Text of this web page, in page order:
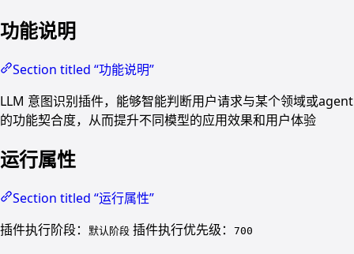
功能说明
Section titled “功能说明”
LLM 意图识别插件，能够智能判断用户请求与某个领域或agent
的功能契合度，从而提升不同模型的应用效果和用户体验
运行属性
Section titled “运行属性”
插件执行阶段：
默认阶段 插件执行优先级： 700